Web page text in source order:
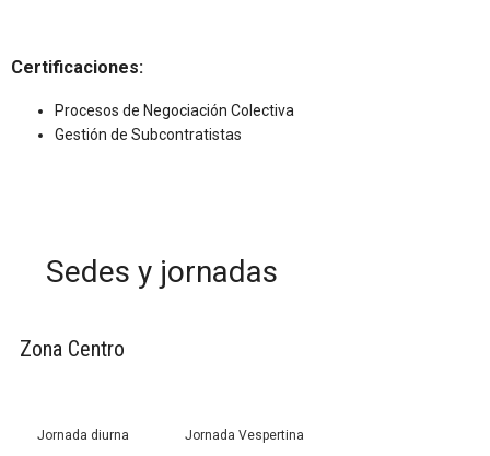
Certificaciones:
Procesos de Negociación Colectiva
Gestión de Subcontratistas
Sedes y jornadas
Zona Centro
Jornada diurna Jornada Vespertina